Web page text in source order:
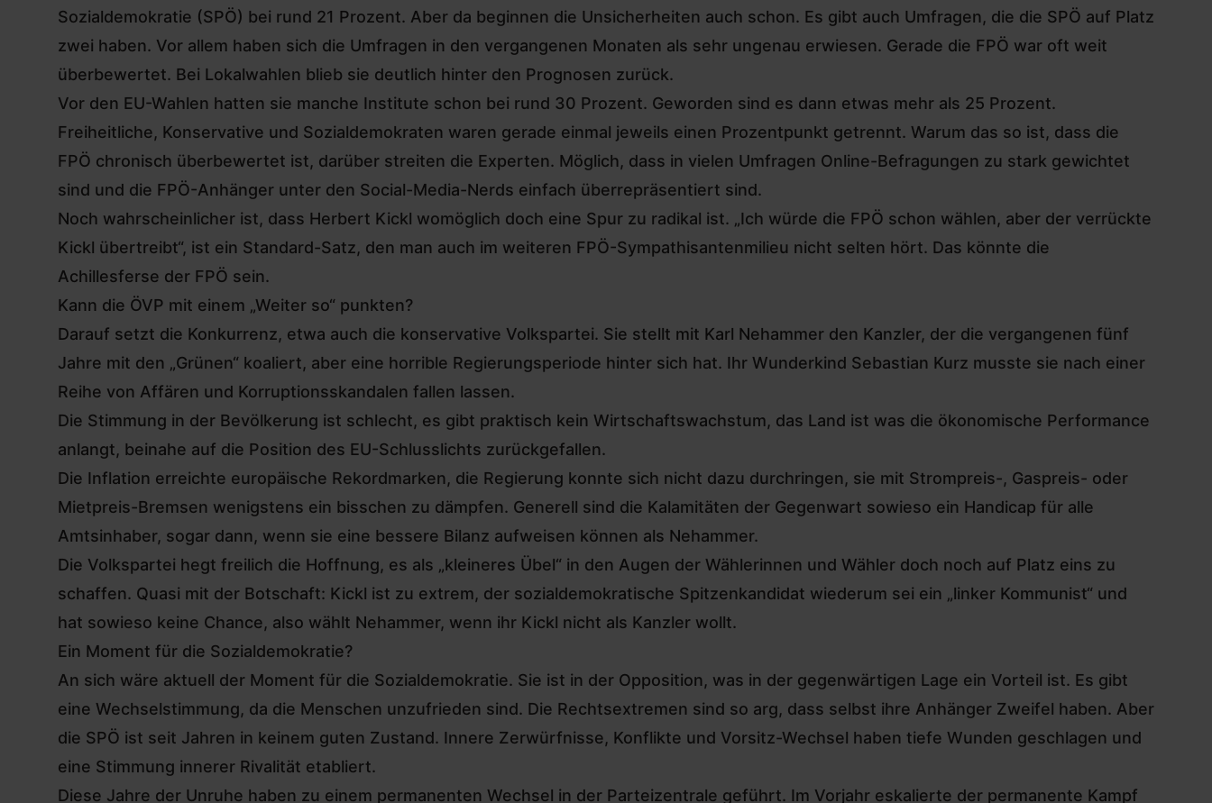
Sozialdemokratie (SPÖ) bei rund 21 Prozent. Aber da beginnen die Unsicherheiten auch schon. Es gibt auch Umfragen, die die SPÖ auf Platz
zwei haben. Vor allem haben sich die Umfragen in den vergangenen Monaten als sehr ungenau erwiesen. Gerade die FPÖ war oft weit
überbewertet. Bei Lokalwahlen blieb sie deutlich hinter den Prognosen zurück.
Vor den EU-Wahlen hatten sie manche Institute schon bei rund 30 Prozent. Geworden sind es dann etwas mehr als 25 Prozent.
Freiheitliche, Konservative und Sozialdemokraten waren gerade einmal jeweils einen Prozentpunkt getrennt. Warum das so ist, dass die
FPÖ chronisch überbewertet ist, darüber streiten die Experten. Möglich, dass in vielen Umfragen Online-Befragungen zu stark gewichtet
sind und die FPÖ-Anhänger unter den Social-Media-Nerds einfach überrepräsentiert sind.
Noch wahrscheinlicher ist, dass Herbert Kickl womöglich doch eine Spur zu radikal ist. „Ich würde die FPÖ schon wählen, aber der verrückte
Kickl übertreibt“, ist ein Standard-Satz, den man auch im weiteren FPÖ-Sympathisantenmilieu nicht selten hört. Das könnte die
Achillesferse der FPÖ sein.
Kann die ÖVP mit einem „Weiter so“ punkten?
Darauf setzt die Konkurrenz, etwa auch die konservative Volkspartei. Sie stellt mit Karl Nehammer den Kanzler, der die vergangenen fünf
Jahre mit den „Grünen“ koaliert, aber eine horrible Regierungsperiode hinter sich hat. Ihr Wunderkind Sebastian Kurz musste sie nach einer
Reihe von Affären und Korruptionsskandalen fallen lassen.
Die Stimmung in der Bevölkerung ist schlecht, es gibt praktisch kein Wirtschaftswachstum, das Land ist was die ökonomische Performance
anlangt, beinahe auf die Position des EU-Schlusslichts zurückgefallen.
Die Inflation erreichte europäische Rekordmarken, die Regierung konnte sich nicht dazu durchringen, sie mit Strompreis-, Gaspreis- oder
Mietpreis-Bremsen wenigstens ein bisschen zu dämpfen. Generell sind die Kalamitäten der Gegenwart sowieso ein Handicap für alle
Amtsinhaber, sogar dann, wenn sie eine bessere Bilanz aufweisen können als Nehammer.
Die Volkspartei hegt freilich die Hoffnung, es als „kleineres Übel“ in den Augen der Wählerinnen und Wähler doch noch auf Platz eins zu
schaffen. Quasi mit der Botschaft: Kickl ist zu extrem, der sozialdemokratische Spitzenkandidat wiederum sei ein „linker Kommunist“ und
hat sowieso keine Chance, also wählt Nehammer, wenn ihr Kickl nicht als Kanzler wollt.
Ein Moment für die Sozialdemokratie?
An sich wäre aktuell der Moment für die Sozialdemokratie. Sie ist in der Opposition, was in der gegenwärtigen Lage ein Vorteil ist. Es gibt
eine Wechselstimmung, da die Menschen unzufrieden sind. Die Rechtsextremen sind so arg, dass selbst ihre Anhänger Zweifel haben. Aber
die SPÖ ist seit Jahren in keinem guten Zustand. Innere Zerwürfnisse, Konflikte und Vorsitz-Wechsel haben tiefe Wunden geschlagen und
eine Stimmung innerer Rivalität etabliert.
Diese Jahre der Unruhe haben zu einem permanenten Wechsel in der Parteizentrale geführt. Im Vorjahr eskalierte der permanente Kampf